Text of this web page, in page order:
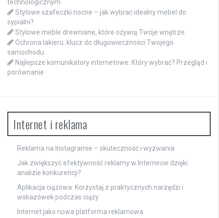
technologicznym
Stylowe szafeczki nocne – jak wybrać idealny mebel do
sypialni?
Stylowe meble drewniane, które ożywią Twoje wnętrze
Ochrona lakieru: klucz do długowieczności Twojego
samochodu
Najlepsze komunikatory internetowe: Który wybrać? Przegląd i
porównanie
Internet i reklama
Reklama na Instagramie – skuteczność i wyzwania
Jak zwiększyć efektywność reklamy w Internecie dzięki
analizie konkurencji?
Aplikacja ciążowa: Korzystaj z praktycznych narzędzi i
wskazówek podczas ciąży
Internet jako nowa platforma reklamowa